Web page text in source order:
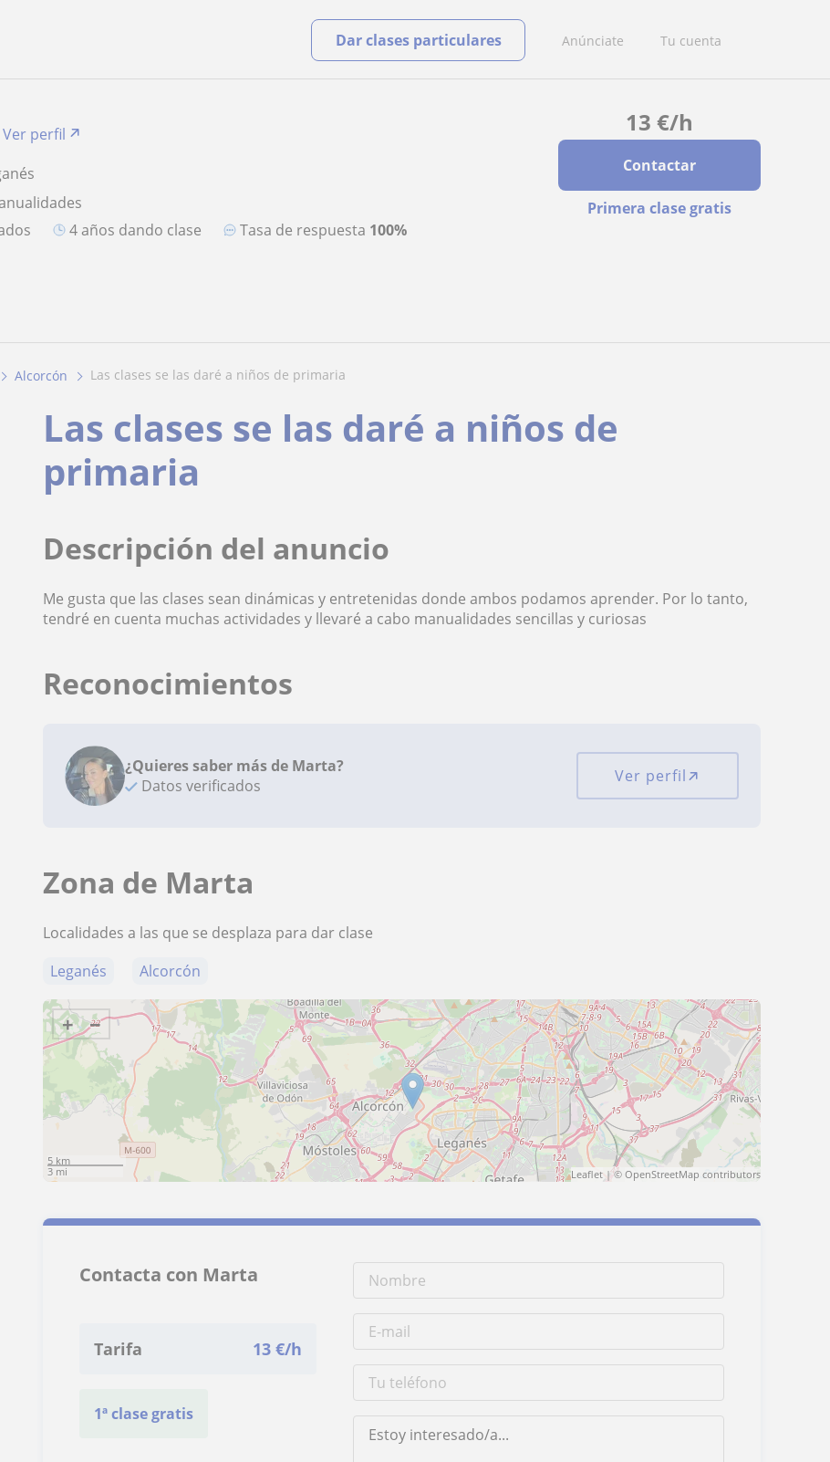
Anúnciate Tu cuenta
Dar clases particulares
13 €/h
Contactar
Primera clase gratis
Ver perfil
4 años dando clase Tasa de respuesta 100%
Alcorcón las clases se las daré a niños de primaria
Las clases se las daré a niños de
primaria
Descripción del anuncio
Me gusta que las clases sean dinámicas y entretenidas donde ambos podamos aprender. Por lo tanto,
tendré en cuenta muchas actividades y llevaré a cabo manualidades sencillas y curiosas
Reconocimientos
¿Quieres saber más de Marta?
Datos verificados
Ver perfil
Zona de Marta
Localidades a las que se desplaza para dar clase
Leganés
Alcorcón
+ −
5 km
3 mi
Leaflet| © OpenStreetMap contributors
Contacta con Marta
Tarifa 13 €/h
1ª clase gratis